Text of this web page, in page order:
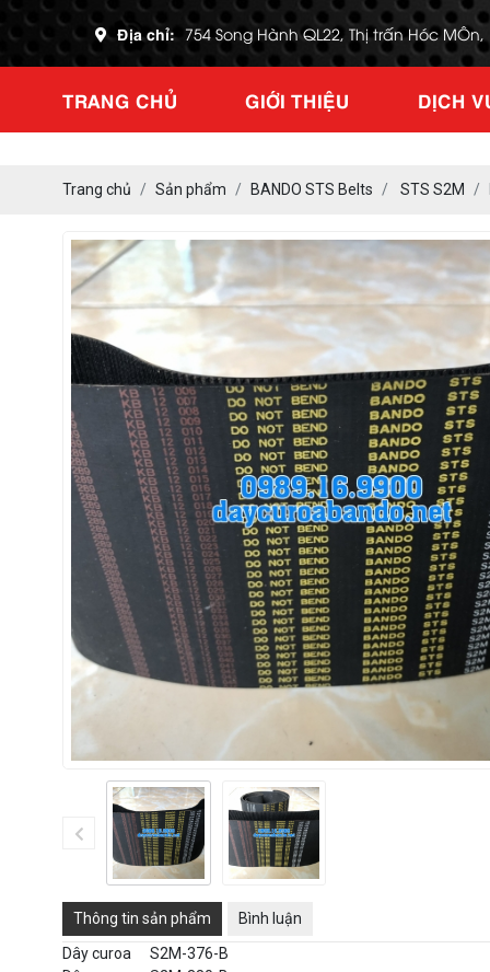
Địa chỉ: 754 Song Hành QL22, Thị trấn Hóc
TRANG CHỦ GIỚI THIỆU DỊCH
Trang chủ Sản phẩm BANDO STS Belts STS S2M
Thông tin sản phẩm
Bình luận
Dây curoa
S2M-376-B